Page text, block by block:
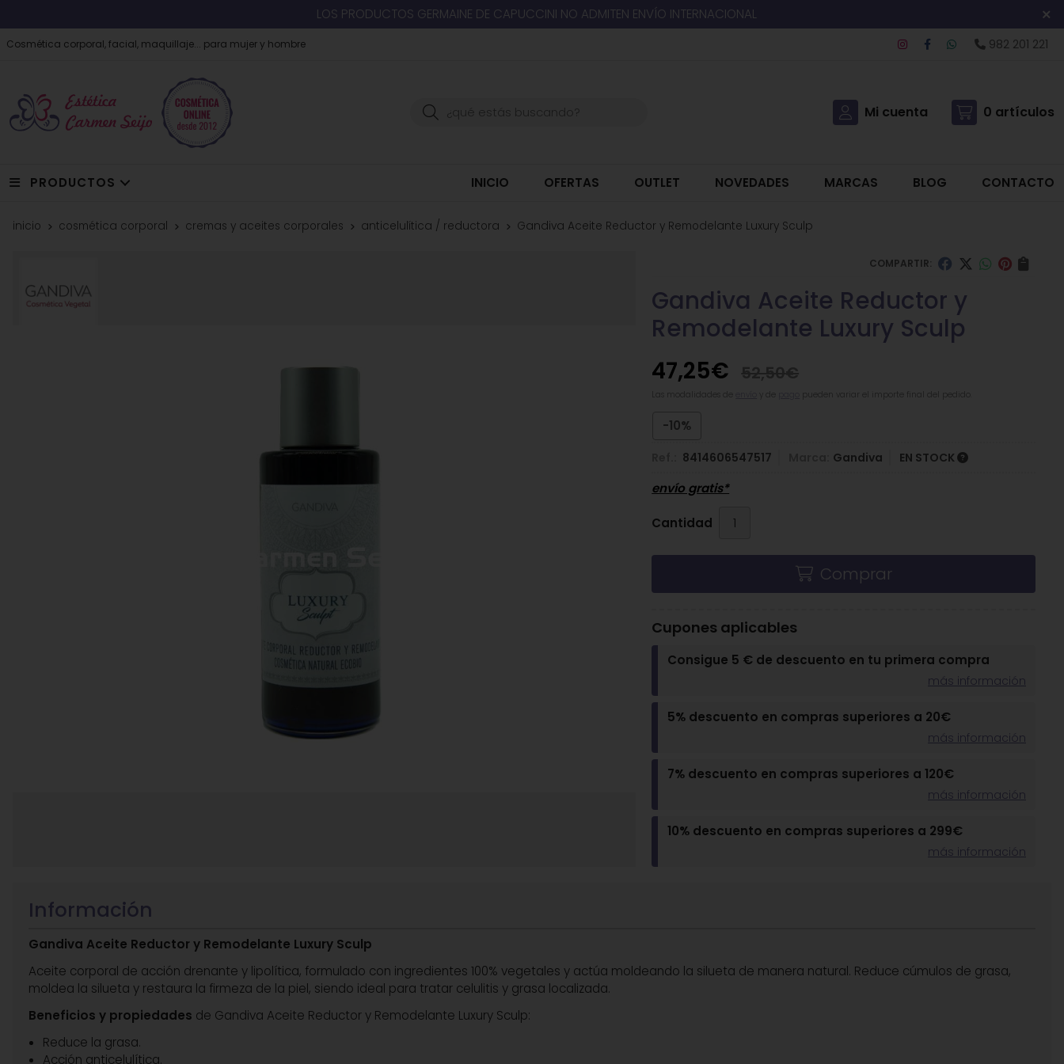
LOS PRODUCTOS GERMAINE DE CAPUCCINI NO ADMITEN ENVÍO INTERNACIONAL
Cosmética corporal, facial, maquillaje... para mujer y hombre 982 201 221
Buscar Mi cuenta 0 artículos
PRODUCTOS INICIO OFERTAS OUTLET NOVEDADES MARCAS BLOG CONTACTO
inicio cosmética corporal cremas y aceites corporales anticelulítica / reductora Gandiva Aceite Reductor y Remodelante Luxury Sculp
COMPARTIR:
Gandiva Aceite Reductor y
Remodelante Luxury Sculp
47,25€
pueden variar el importe final del pedido.
-10%
8414606547517 Gandiva EN STOCK
envío gratis*
Cantidad
Comprar
Cupones aplicables
Consigue 5 € de descuento en tu primera compra
más información
5% descuento en compras superiores a 20€
más información
7% descuento en compras superiores a 120€
más información
10% descuento en compras superiores a 299€
más información
Información
Gandiva Aceite Reductor y Remodelante Luxury Sculp
Aceite corporal de acción drenante y lipolítica, formulado con ingredientes 100% vegetales y actúa moldeando la silueta de manera natural. Reduce cúmulos de grasa,
moldea la silueta y restaura la firmeza de la piel, siendo ideal para tratar celulitis y grasa localizada.
Beneficios y propiedades de Gandiva Aceite Reductor y Remodelante Luxury Sculp:
Reduce la grasa.
Acción anticelulítica.